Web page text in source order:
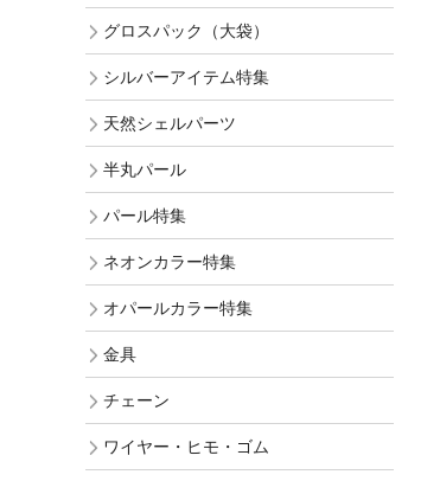
グロスパック（大袋）
シルバーアイテム特集
天然シェルパーツ
半丸パール
パール特集
ネオンカラー特集
オパールカラー特集
金具
チェーン
ワイヤー・ヒモ・ゴム